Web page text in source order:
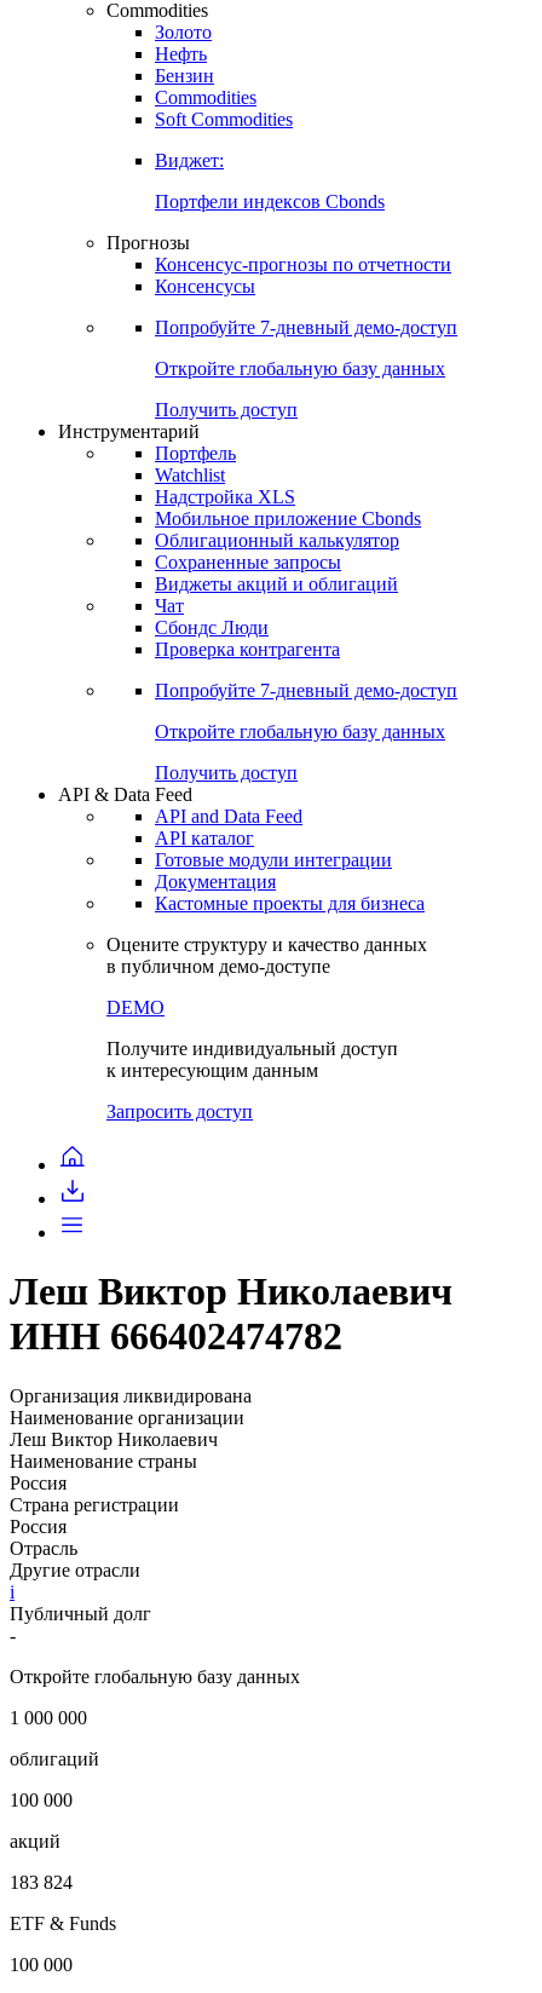
Commodities
Золото
Нефть
Бензин
Commodities
Soft Commodities
Виджет:
Портфели индексов Cbonds
Прогнозы
Консенсус-прогнозы по отчетности
Консенсусы
Попробуйте 7-дневный демо-доступ
Откройте глобальную базу данных
Получить доступ
Инструментарий
Портфель
Watchlist
Надстройка XLS
Мобильное приложение Cbonds
Облигационный калькулятор
Сохраненные запросы
Виджеты акций и облигаций
Чат
Сбондс Люди
Проверка контрагента
Попробуйте 7-дневный демо-доступ
Откройте глобальную базу данных
Получить доступ
API & Data Feed
API and Data Feed
API каталог
Готовые модули интеграции
Документация
Кастомные проекты для бизнеса
Оцените структуру и качество данных
в публичном демо-доступе
DEMO
Получите индивидуальный доступ
к интересующим данным
Запросить доступ
Леш Виктор Николаевич
ИНН 666402474782
Организация ликвидирована
Наименование организации
Леш Виктор Николаевич
Наименование страны
Россия
Страна регистрации
Россия
Отрасль
Другие отрасли
i
Публичный долг
-
Откройте глобальную базу данных
1 000 000
облигаций
100 000
акций
183 824
ETF & Funds
100 000